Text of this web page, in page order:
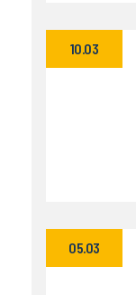
10.03
05.03